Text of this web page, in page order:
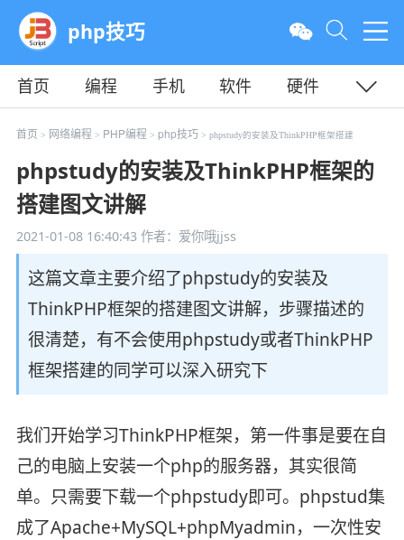
php技巧
首页 编程 手机 软件
硬件
教程
平面 服务器
首页 > 网络编程 > PHP编程 > php技巧 > phpstudy的安装及ThinkPHP框架搭建
phpstudy的安装及ThinkPHP框架的
搭建图文讲解
2021-01-08 16:40:43作者：爱你哦jjss
这篇文章主要介绍了phpstudy的安装及
ThinkPHP框架的搭建图文讲解，步骤描述的
很清楚，有不会使用phpstudy或者ThinkPHP
框架搭建的同学可以深入研究下
我们开始学习ThinkPHP框架，第一件事是要在自
己的电脑上安装一个php的服务器，其实很简
单。只需要下载一个phpstudy即可。phpstud集
成了Apache+MySQL+phpMyadmin，一次性安